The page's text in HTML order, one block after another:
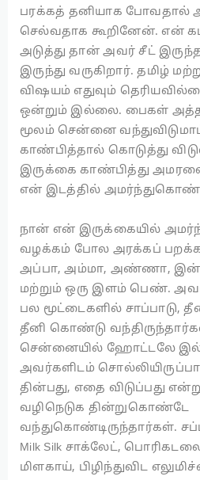
பரக்கத் தனியாக போவதால்
செல்வதாக கூறினேன். என்
அடுத்து தான் அவர் சீட்
இருந்து வருகிறார். தமிழ்
விஷயம் எதுவும்
ஒன்றும் இல்லை. பைகள்
மூலம் சென்னை
காண்பித்தால் கொடுத்து
இருக்கை காண்பித்து
என் இடத்தில்
நான் என் இருக்கையில் அமர்ந்த
வழக்கம் போல அரக்கப் பறக்க
அப்பா, அம்மா, அண்ணா,
மற்றும் ஒரு இளம் பெண்.
பல மூட்டைகளில் சாப்பாடு,
தீனி கொண்டு
சென்னையில் ஹோட்டலே
அவர்களிடம்
தின்பது, எதை விடுப்பது
வழிநெடுக தின்றுகொண்டே
வந்துகொண்டிருந்தார்கள்.
Milk Silk சாக்லேட்,
மிளகாய், பிழிந்துவிட